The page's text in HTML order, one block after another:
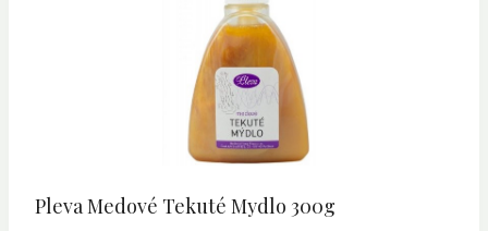
Pleva Medové Tekuté Mydlo 300g